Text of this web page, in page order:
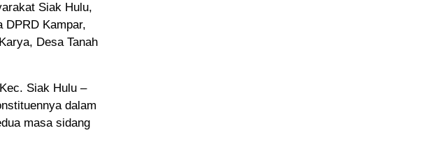
Siak Hulu,
DPRD Kampar,
Desa Tanah
Siak Hulu –
dalam
masa sidang